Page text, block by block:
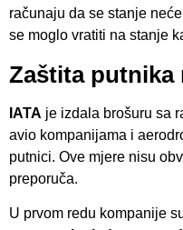
računaju da se stanje
se moglo vratiti na stanje
Zaštita putnika
IATA je izdala brošuru sa
avio kompanijama i
putnici. Ove mjere nisu
preporuča.
U prvom redu kompanije